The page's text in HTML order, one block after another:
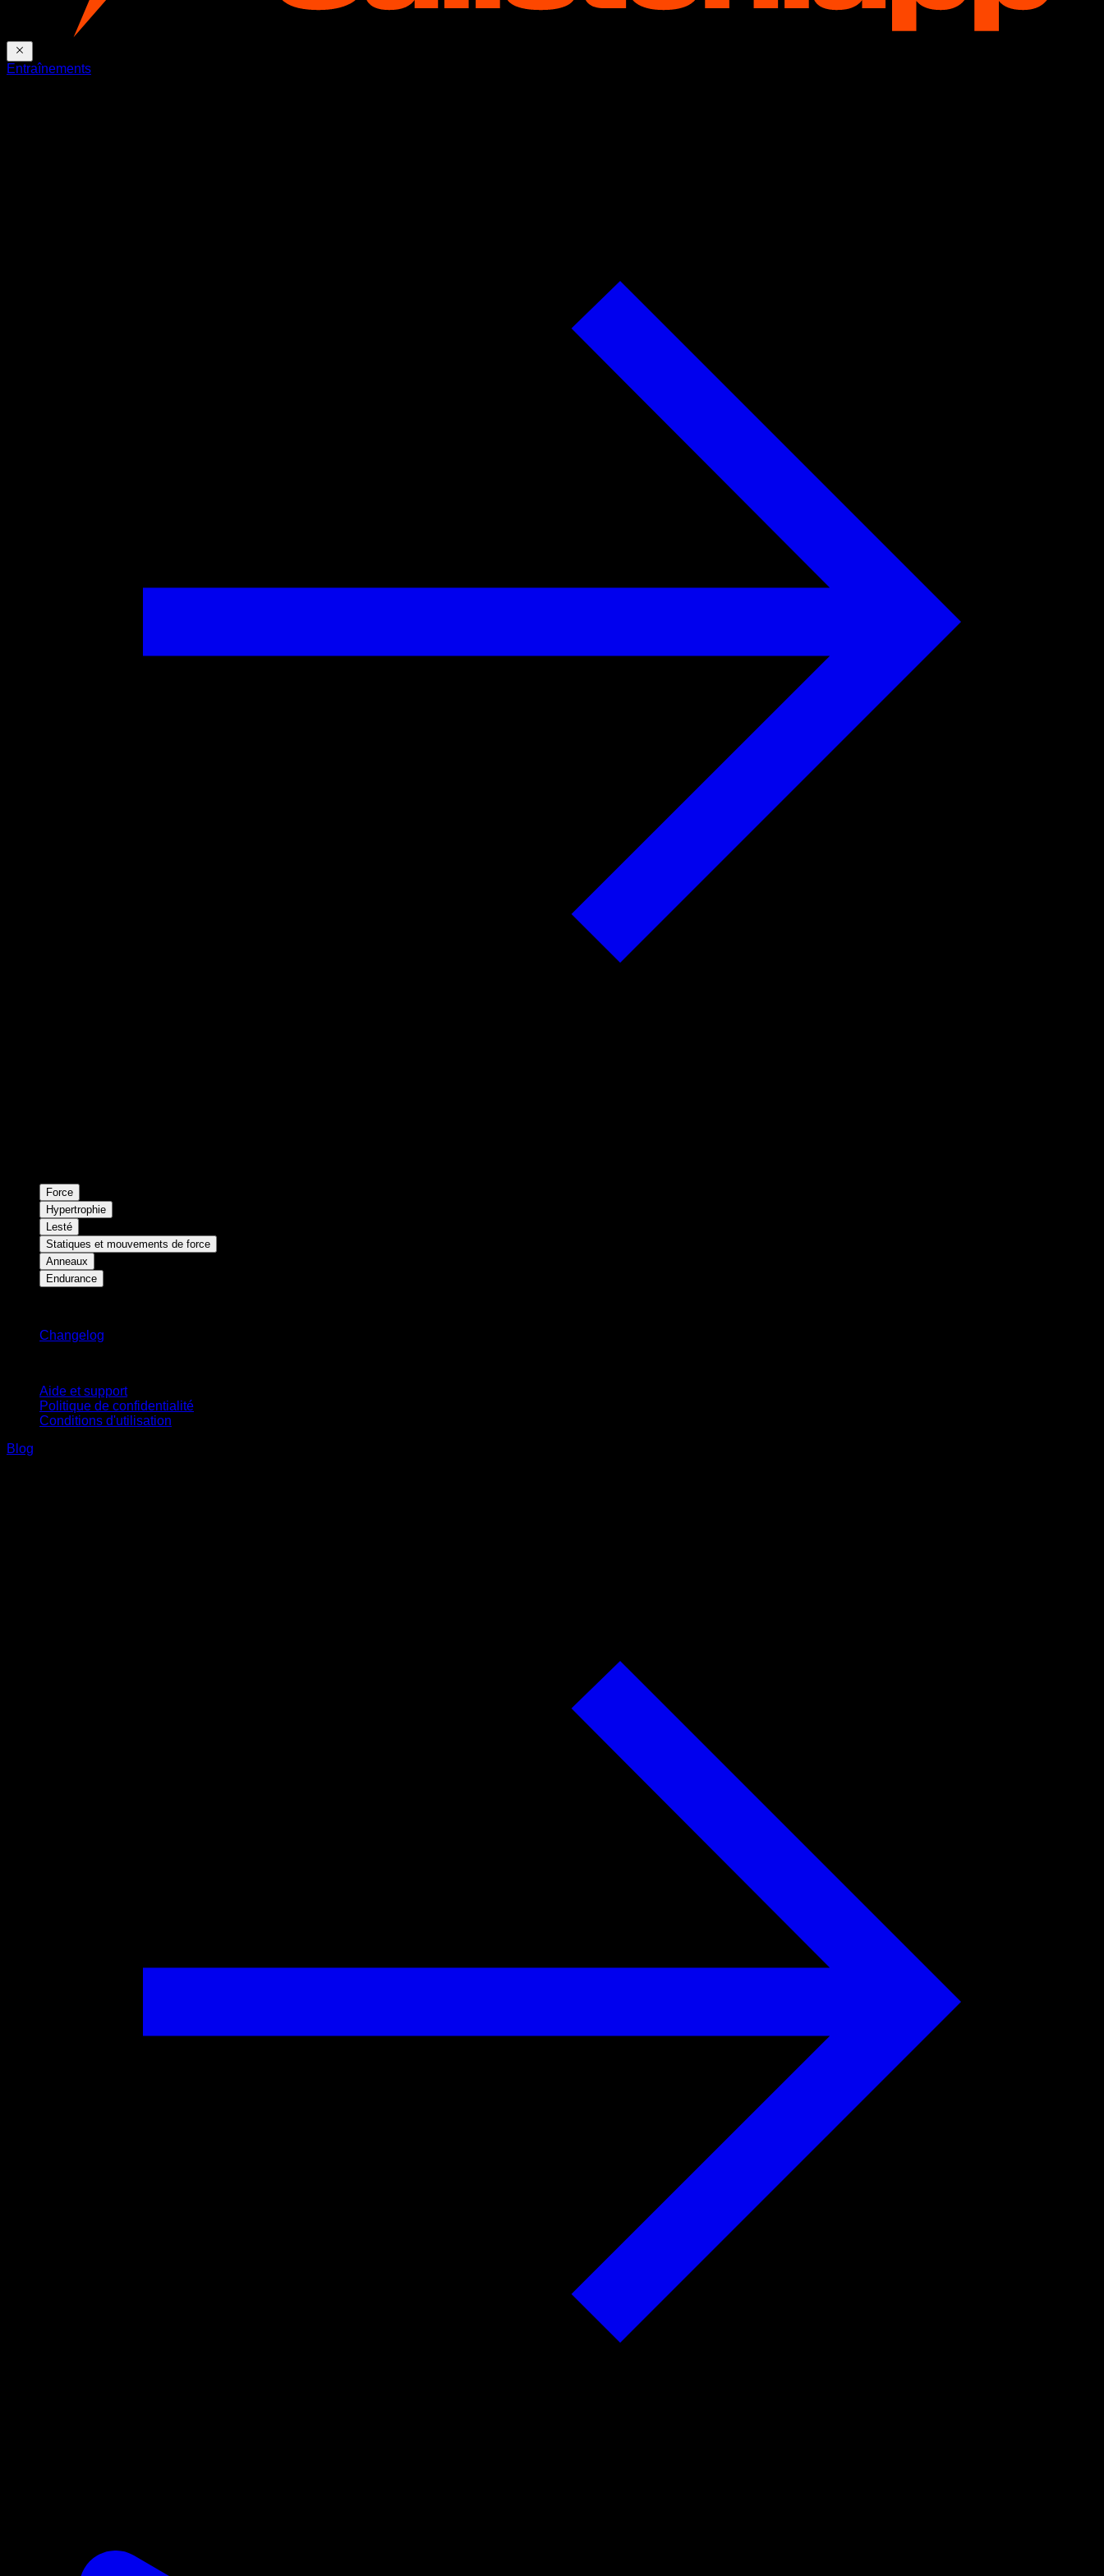
Entraînements
Force
Hypertrophie
Lesté
Statiques et mouvements de force
Anneaux
Endurance
Changelog
Aide et support
Politique de confidentialité
Conditions d'utilisation
Blog